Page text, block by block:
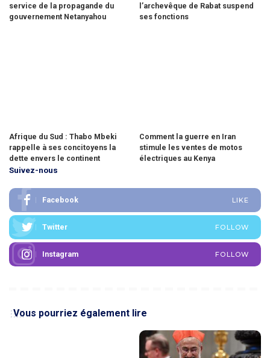
service de la propagande du
gouvernement Netanyahou
l’archevêque de Rabat suspend
ses fonctions
Afrique du Sud : Thabo Mbeki
rappelle à ses concitoyens la
dette envers le continent
Comment la guerre en Iran
stimule les ventes de motos
électriques au Kenya
Suivez-nous
Facebook LIKE
Twitter FOLLOW
Instagram FOLLOW
Vous pourriez également lire